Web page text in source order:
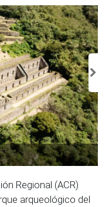
Regional (ACR)
arqueológico del